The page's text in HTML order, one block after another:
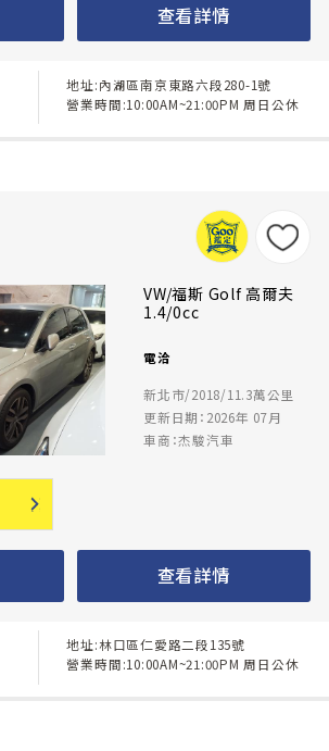
查看詳情
地址:內湖區南京東路六段280-1號
營業時間:10:00AM~21:00PM 周日公休
VW/福斯 Golf 高爾夫
1.4/0cc
電洽
新北市/2018/11.3萬公里
更新日期：2026年 07月
車商：杰駿汽車
查看詳情
地址:林口區仁愛路二段135號
營業時間:10:00AM~21:00PM 周日公休